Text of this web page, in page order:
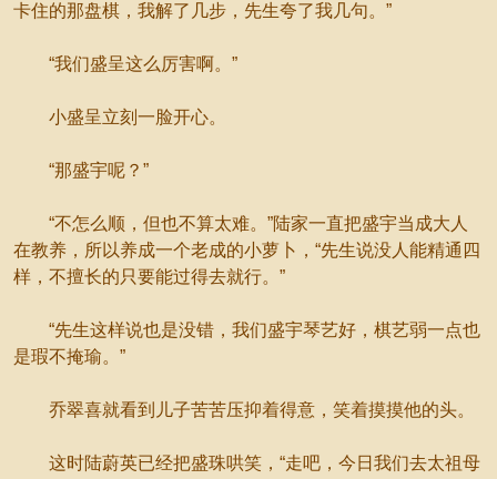
卡住的那盘棋，我解了几步，先生夸了我几句。”
“我们盛呈这么厉害啊。”
小盛呈立刻一脸开心。
“那盛宇呢？”
“不怎么顺，但也不算太难。”陆家一直把盛宇当成大人
在教养，所以养成一个老成的小萝卜，“先生说没人能精通四
样，不擅长的只要能过得去就行。”
“先生这样说也是没错，我们盛宇琴艺好，棋艺弱一点也
是瑕不掩瑜。”
乔翠喜就看到儿子苦苦压抑着得意，笑着摸摸他的头。
这时陆蔚英已经把盛珠哄笑，“走吧，今日我们去太祖母